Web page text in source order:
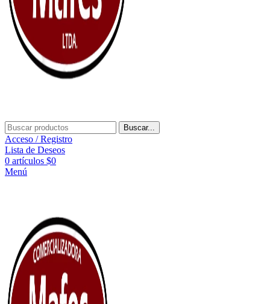
Buscar...
Acceso / Registro
Lista de Deseos
0 artículos $0
Menú